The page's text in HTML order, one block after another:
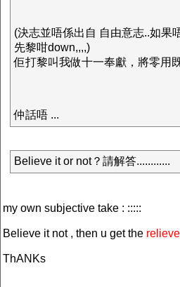
(決志並唔係出自 自由意志..如果
先黎咁down,,,,)
佢打黎叫我做十一奉獻，將零用
仲話唔 ...
Believe it or not？請解答............
my own subjective take : :::::
Believe it not , then u get the relieve
ThANKs